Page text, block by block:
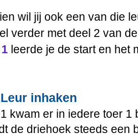
wil jij ook een van die
verder met deel 2 van
leerde je de start en het
inhaken
kwam er in iedere toer 1
de driehoek steeds een